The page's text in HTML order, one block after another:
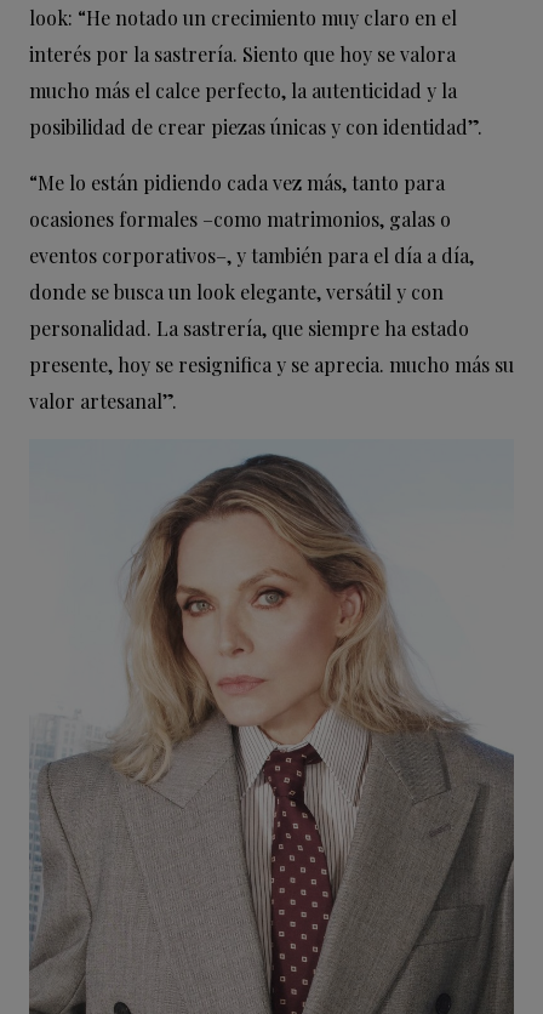
look: “He notado un crecimiento muy claro en el
interés por la sastrería. Siento que hoy se valora
mucho más el calce perfecto, la autenticidad y la
posibilidad de crear piezas únicas y con identidad”.
“Me lo están pidiendo cada vez más, tanto para
ocasiones formales –como matrimonios, galas o
eventos corporativos–, y también para el día a día,
donde se busca un look elegante, versátil y con
personalidad. La sastrería, que siempre ha estado
presente, hoy se resignifica y se aprecia. mucho más su
valor artesanal”.